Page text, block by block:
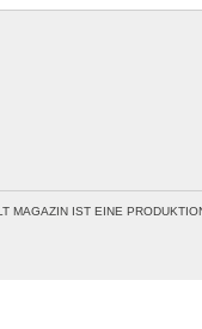
MAGAZIN IST EINE